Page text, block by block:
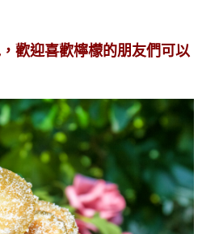
歡迎喜歡檸檬的朋友們可以